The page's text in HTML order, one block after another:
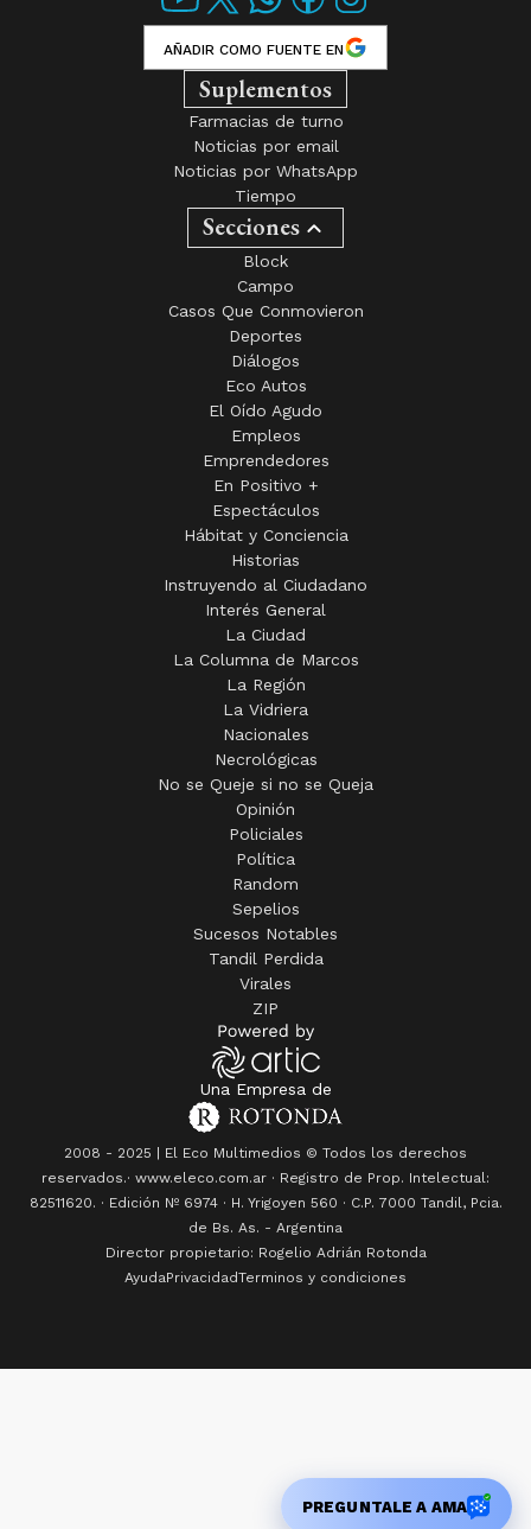
AÑADIR COMO FUENTE EN
Suplementos
Farmacias de turno
Noticias por email
Noticias por WhatsApp
Tiempo
Secciones
Block
Campo
Casos Que Conmovieron
Deportes
Diálogos
Eco Autos
El Oído Agudo
Empleos
Emprendedores
En Positivo +
Espectáculos
Hábitat y Conciencia
Historias
Instruyendo al Ciudadano
Interés General
La Ciudad
La Columna de Marcos
La Región
La Vidriera
Nacionales
Necrológicas
No se Queje si no se Queja
Opinión
Policiales
Política
Random
Sepelios
Sucesos Notables
Tandil Perdida
Virales
ZIP
Una Empresa de
2008 - 2025 | El Eco Multimedios © Todos los derechos
reservados.· www.eleco.com.ar · Registro de Prop. Intelectual:
82511620. · Edición Nº 6974· H. Yrigoyen 560 · C.P. 7000 Tandil, Pcia.
de Bs. As. - Argentina
Director propietario: Rogelio Adrián Rotonda
AyudaPrivacidadTerminos y condiciones
PREGUNTALE A AMA